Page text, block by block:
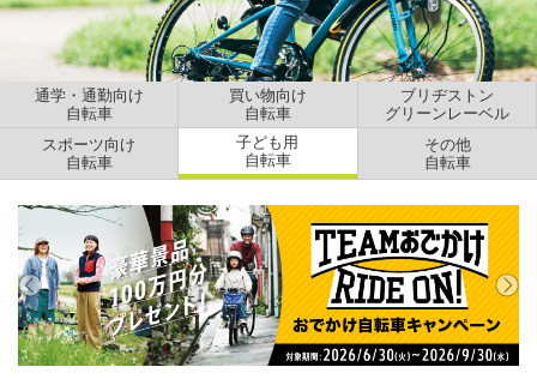
通学・通勤向け
自転車
買い物向け
自転車
ブリヂストン
グリーンレーベル
スポーツ向け
自転車
子ども用
自転車
その他
自転車